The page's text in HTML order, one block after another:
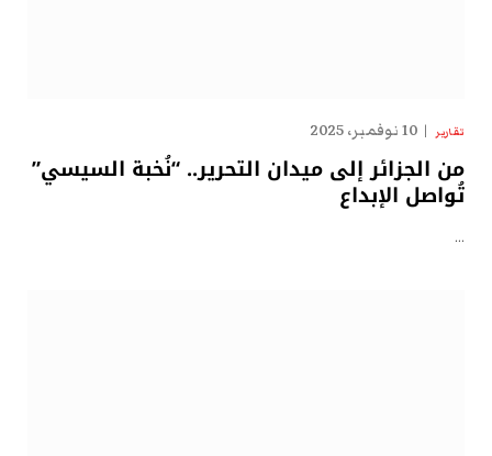
تقارير 10 نوفمبر، 2025
من الجزائر إلى ميدان التحرير.. “نُخبة السيسي”
تُواصل الإبداع
…